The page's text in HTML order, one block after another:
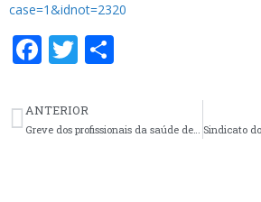
case=1&idnot=2320
F
e
b
T
itt
er e
ANTERIOR
Greve dos profissionais da saúde de Canoas começa dia 05